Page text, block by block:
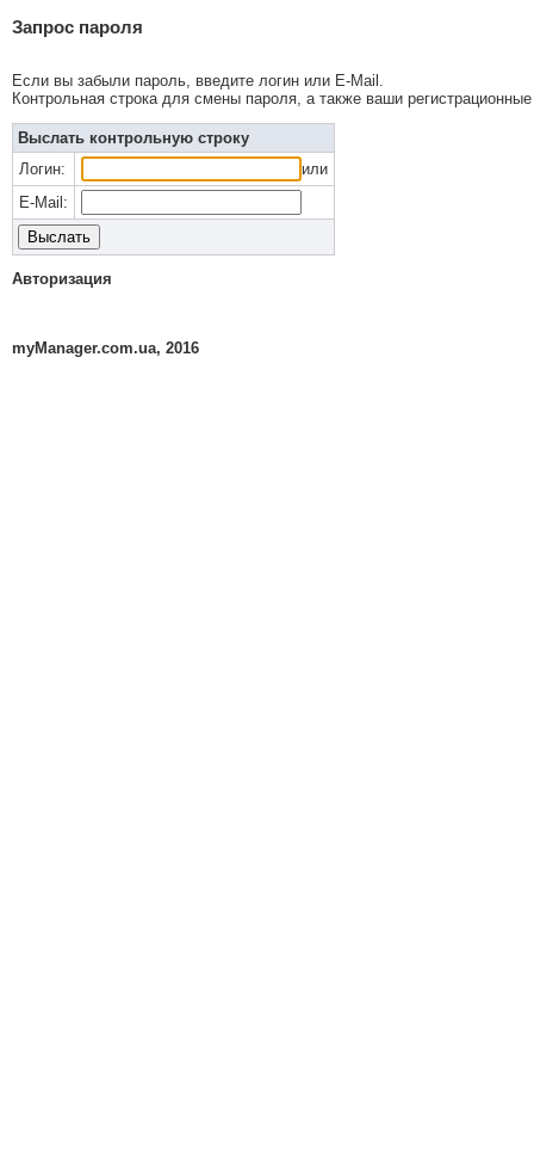
Запрос пароля
Если вы забыли пароль, введите логин или E-Mail.
Контрольная строка для смены пароля, а также ваши
Выслать контрольную строку
Логин:
или
E-Mail:
Авторизация
myManager.com.ua, 2016